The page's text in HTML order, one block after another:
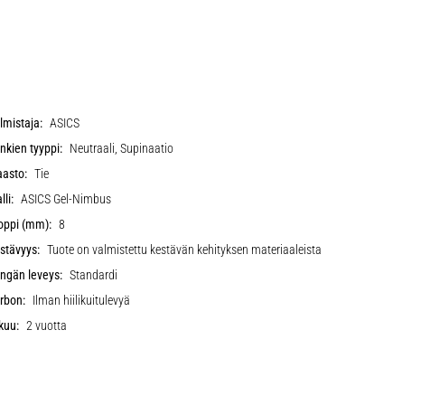
ASICS
tyyppi: Neutraali, Supinaatio
Tie
ASICS Gel-Nimbus
(mm): 8
Tuote on valmistettu kestävän kehityksen materiaaleista
leveys: Standardi
Ilman hiilikuitulevyä
2 vuotta